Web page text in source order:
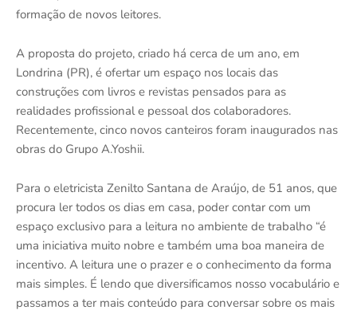
formação de novos leitores.
A proposta do projeto, criado há cerca de um ano, em
Londrina (PR), é ofertar um espaço nos locais das
construções com livros e revistas pensados para as
realidades profissional e pessoal dos colaboradores.
Recentemente, cinco novos canteiros foram inaugurados nas
obras do Grupo A.Yoshii.
Para o eletricista Zenilto Santana de Araújo, de 51 anos, que
procura ler todos os dias em casa, poder contar com um
espaço exclusivo para a leitura no ambiente de trabalho “é
uma iniciativa muito nobre e também uma boa maneira de
incentivo. A leitura une o prazer e o conhecimento da forma
mais simples. É lendo que diversificamos nosso vocabulário e
passamos a ter mais conteúdo para conversar sobre os mais